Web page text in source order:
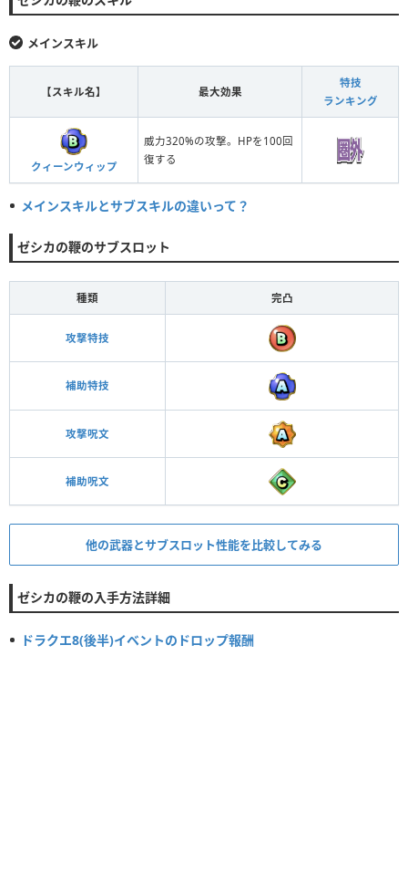
メインスキル
【スキル名】 最大効果
特技
ランキング
クィーンウィップ
威力320%の攻撃。HPを100回
復する
メインスキルとサブスキルの違いって？
ゼシカの鞭のサブスロット
種類 完凸
攻撃特技
補助特技
攻撃呪文
補助呪文
他の武器とサブスロット性能を比較してみる
ゼシカの鞭の入手方法詳細
ドラクエ8(後半)イベントのドロップ報酬